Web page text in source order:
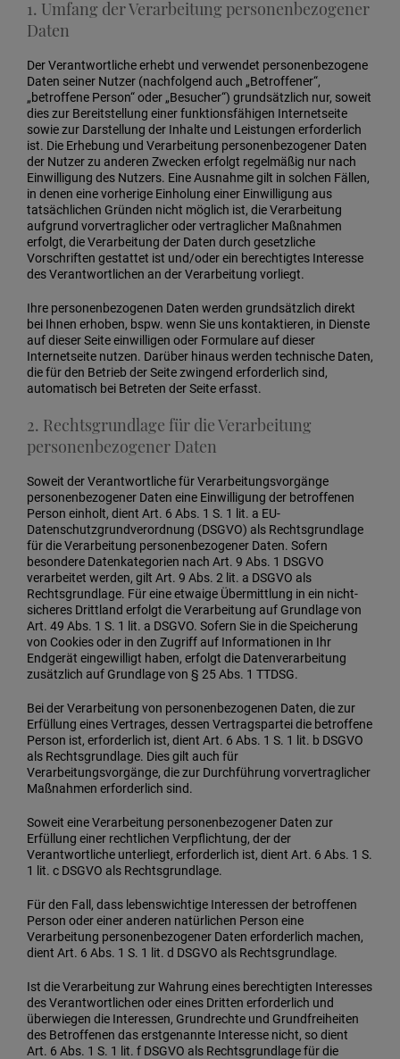
1. Umfang der Verarbeitung personenbezogener
Daten
Der Verantwortliche erhebt und verwendet personenbezogene
Daten seiner Nutzer (nachfolgend auch „Betroffener“,
„betroffene Person“ oder „Besucher“) grundsätzlich nur, soweit
dies zur Bereitstellung einer funktionsfähigen Internetseite
sowie zur Darstellung der Inhalte und Leistungen erforderlich
ist. Die Erhebung und Verarbeitung personenbezogener Daten
der Nutzer zu anderen Zwecken erfolgt regelmäßig nur nach
Einwilligung des Nutzers. Eine Ausnahme gilt in solchen Fällen,
in denen eine vorherige Einholung einer Einwilligung aus
tatsächlichen Gründen nicht möglich ist, die Verarbeitung
aufgrund vorvertraglicher oder vertraglicher Maßnahmen
erfolgt, die Verarbeitung der Daten durch gesetzliche
Vorschriften gestattet ist und/oder ein berechtigtes Interesse
des Verantwortlichen an der Verarbeitung vorliegt.
Ihre personenbezogenen Daten werden grundsätzlich direkt
bei Ihnen erhoben, bspw. wenn Sie uns kontaktieren, in Dienste
auf dieser Seite einwilligen oder Formulare auf dieser
Internetseite nutzen. Darüber hinaus werden technische Daten,
die für den Betrieb der Seite zwingend erforderlich sind,
automatisch bei Betreten der Seite erfasst.
2. Rechtsgrundlage für die Verarbeitung
personenbezogener Daten
Soweit der Verantwortliche für Verarbeitungsvorgänge
personenbezogener Daten eine Einwilligung der betroffenen
Person einholt, dient Art. 6 Abs. 1 S. 1 lit. a EU-
Datenschutzgrundverordnung (DSGVO) als Rechtsgrundlage
für die Verarbeitung personenbezogener Daten. Sofern
besondere Datenkategorien nach Art. 9 Abs. 1 DSGVO
verarbeitet werden, gilt Art. 9 Abs. 2 lit. a DSGVO als
Rechtsgrundlage. Für eine etwaige Übermittlung in ein nicht-
sicheres Drittland erfolgt die Verarbeitung auf Grundlage von
Art. 49 Abs. 1 S. 1 lit. a DSGVO. Sofern Sie in die Speicherung
von Cookies oder in den Zugriff auf Informationen in Ihr
Endgerät eingewilligt haben, erfolgt die Datenverarbeitung
zusätzlich auf Grundlage von § 25 Abs. 1 TTDSG.
Bei der Verarbeitung von personenbezogenen Daten, die zur
Erfüllung eines Vertrages, dessen Vertragspartei die betroffene
Person ist, erforderlich ist, dient Art. 6 Abs. 1 S. 1 lit. b DSGVO
als Rechtsgrundlage. Dies gilt auch für
Verarbeitungsvorgänge, die zur Durchführung vorvertraglicher
Maßnahmen erforderlich sind.
Soweit eine Verarbeitung personenbezogener Daten zur
Erfüllung einer rechtlichen Verpflichtung, der der
Verantwortliche unterliegt, erforderlich ist, dient Art. 6 Abs. 1 S.
1 lit. c DSGVO als Rechtsgrundlage.
Für den Fall, dass lebenswichtige Interessen der betroffenen
Person oder einer anderen natürlichen Person eine
Verarbeitung personenbezogener Daten erforderlich machen,
dient Art. 6 Abs. 1 S. 1 lit. d DSGVO als Rechtsgrundlage.
Ist die Verarbeitung zur Wahrung eines berechtigten Interesses
des Verantwortlichen oder eines Dritten erforderlich und
überwiegen die Interessen, Grundrechte und Grundfreiheiten
des Betroffenen das erstgenannte Interesse nicht, so dient
Art. 6 Abs. 1 S. 1 lit. f DSGVO als Rechtsgrundlage für die